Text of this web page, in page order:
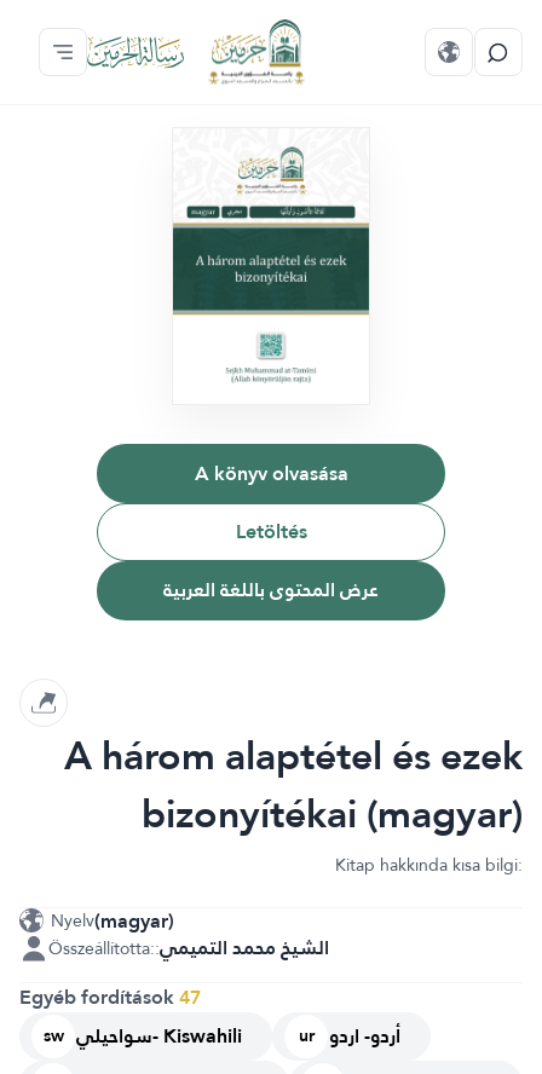
A könyv olvasása
Letöltés
عرض المحتوى باللغة العربية
A három alaptétel és ezek
bizonyítékai (magyar)
Kitap hakkında kısa bilgi:
Nyelv(magyar)
Összeállította::الشيخ محمد التميمي
Egyéb fordítások47
sw سواحيلي- Kiswahili ur أردو- اردو